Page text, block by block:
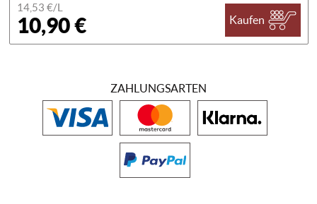
14,53 €/L
10,90 € Kaufen
ZAHLUNGSARTEN